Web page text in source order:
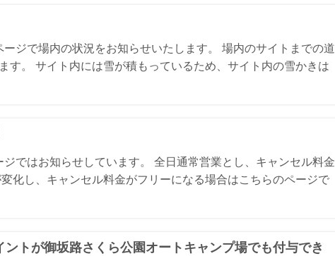
ージで場内の状況をお知らせいたします。 場内のサイトまでの道
す。 サイト内には雪が積もっているため、サイト内の雪かきは
ではお知らせしています。 全日通常営業とし、キャンセル料金
化し、キャンセル料金がフリーになる場合はこちらのページで
ントが御坂路さくら公園オートキャンプ場でも付与でき